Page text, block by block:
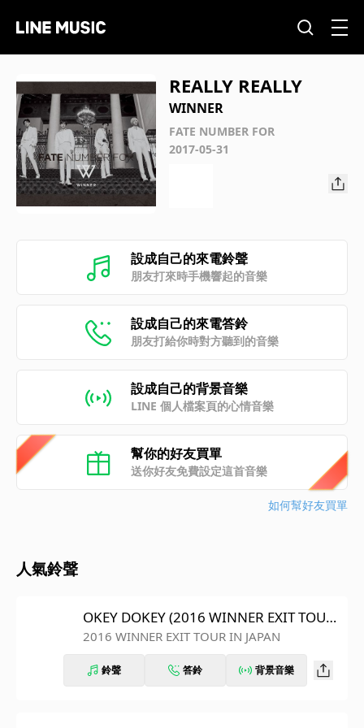
REALLY REALLY
WINNER
FATE NUMBER FOR
2017-05-31
設成自己的來電鈴聲
朋友打來時手機響起的音樂
設成自己的來電答鈴
朋友打給你時對方聽到的音樂
設成自己的背景音樂
LINE 個人檔案頁的心情音樂
幫你的好友買單
送你好友免費設定這首音樂
如何幫好友買單
人氣鈴聲
OKEY DOKEY (2016 WINNER EXIT TOUR
IN JAPAN)
2016 WINNER EXIT TOUR IN JAPAN
鈴聲 答鈴 背景音樂